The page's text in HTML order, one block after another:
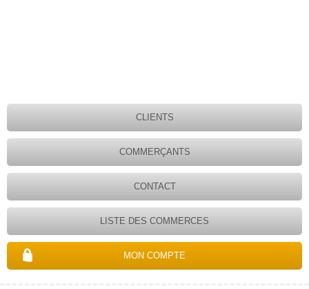
CLIENTS
COMMERÇANTS
CONTACT
LISTE DES COMMERCES
MON COMPTE